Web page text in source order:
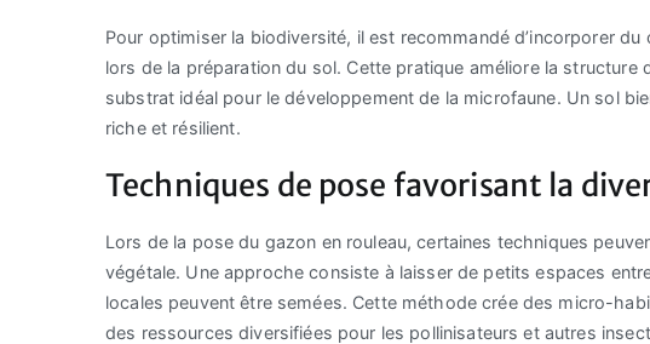
Pour optimiser la biodiversité, il est recommandé d’incorporer
lors de la préparation du sol. Cette pratique améliore la structure
substrat idéal pour le développement de la microfaune. Un sol
riche et résilient.
Techniques de pose favorisant la
Lors de la pose du gazon en rouleau, certaines techniques
végétale. Une approche consiste à laisser de petits espaces
locales peuvent être semées. Cette méthode crée des micro-
des ressources diversifiées pour les pollinisateurs et autres